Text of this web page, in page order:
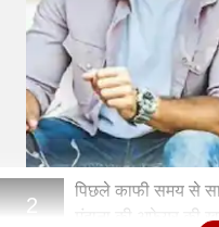
2
पिछले काफी समय से
मंदाना की अफेयर की